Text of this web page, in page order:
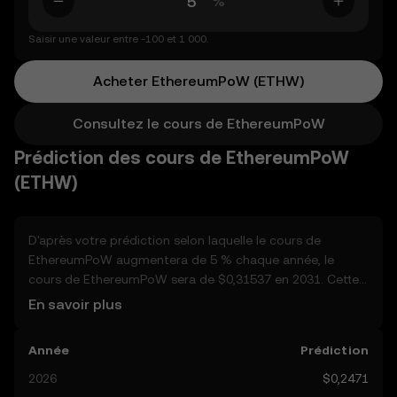
Saisir une valeur entre -100 et 1 000.
Acheter EthereumPoW (ETHW)
Consultez le cours de EthereumPoW
Prédiction des cours de EthereumPoW
(ETHW)
D'après votre prédiction selon laquelle le cours de
EthereumPoW augmentera de 5 % chaque année, le
cours de EthereumPoW sera de $0,31537 en 2031. Cette
prévision est calculée avec capitalisation annuelle
potentiellement $0,25946 d'ici la fin de l'année, nous
allons examiner d'autres facteurs du monde réel
En savoir plus
Année
Prédiction
2026
$0,2471